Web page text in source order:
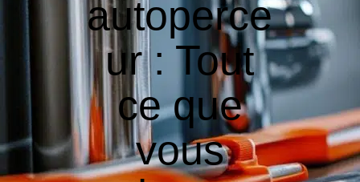
autoperce
ur : Tout
ce que
vous